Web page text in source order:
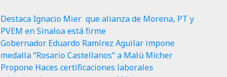
Destaca Ignacio Mier que alianza de Morena, PT y
PVEM en Sinaloa está firme
Gobernador Eduardo Ramírez Aguilar impone
medalla “Rosario Castellanos” a Malú Mícher
Propone Haces certificaciones laborales